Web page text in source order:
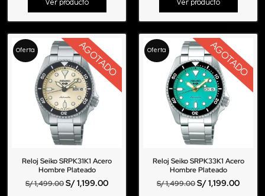
Ver producto Ver producto
Oferta AGOTADO
Reloj Seiko SRPK31K1 Acero
Hombre Plateado
S/1,499.00S/1,199.00
Oferta AGOTADO
Reloj Seiko SRPK33K1 Acero
Hombre Plateado
S/1,499.00S/1,199.00